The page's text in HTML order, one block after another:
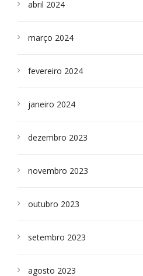
abril 2024
março 2024
fevereiro 2024
janeiro 2024
dezembro 2023
novembro 2023
outubro 2023
setembro 2023
agosto 2023